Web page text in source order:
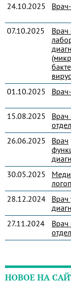
24.10.2025
07.10.2025
Врач
01.10.2025
15.08.2025
Врач
26.06.2025
Врач
30.05.2025
28.12.2024
Врач
27.11.2024
Врач
НОВОЕ НА